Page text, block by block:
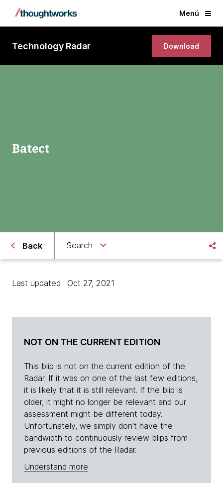
Menú
Technology Radar Download
Batect
Back Search
Last updated : Oct 27, 2021
NOT ON THE CURRENT EDITION
This blip is not on the current edition of the
Radar. If it was on one of the last few editions,
it is likely that it is still relevant. If the blip is
older, it might no longer be relevant and our
assessment might be different today.
Unfortunately, we simply don't have the
bandwidth to continuously review blips from
previous editions of the Radar.
Understand more